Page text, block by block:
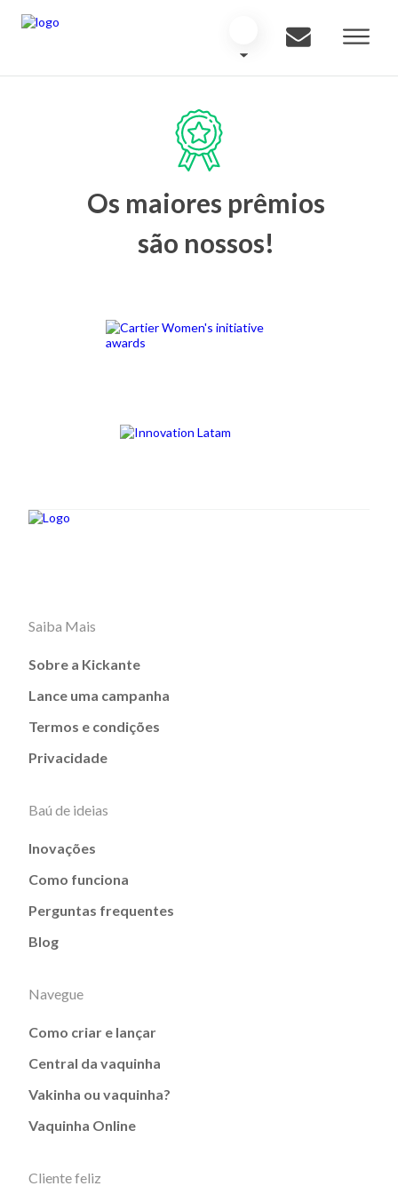
Os maiores prêmios
são nossos!
Saiba Mais
Sobre a Kickante
Lance uma campanha
Termos e condições
Privacidade
Baú de ideias
Inovações
Como funciona
Perguntas frequentes
Blog
Navegue
Como criar e lançar
Central da vaquinha
Vakinha ou vaquinha?
Vaquinha Online
Cliente feliz